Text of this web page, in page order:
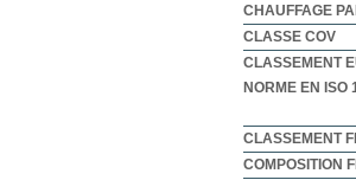
CHAUFFAGE
CLASSE COV
CLASSEMENT
NORME EN ISO
CLASSEMENT
COMPOSITION